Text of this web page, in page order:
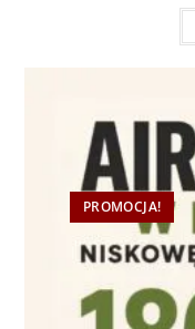
PROMOCJA!